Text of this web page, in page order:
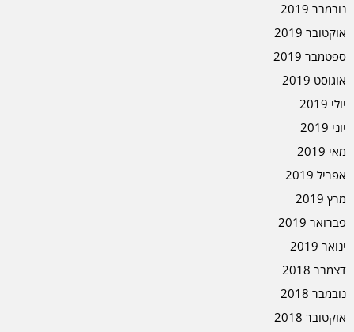
נובמבר 2019
אוקטובר 2019
ספטמבר 2019
אוגוסט 2019
יולי 2019
יוני 2019
מאי 2019
אפריל 2019
מרץ 2019
פברואר 2019
ינואר 2019
דצמבר 2018
נובמבר 2018
אוקטובר 2018